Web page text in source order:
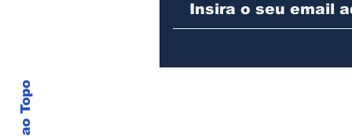
divulga programação de
agosto com oficina para